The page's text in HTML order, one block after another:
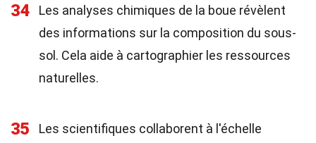
34
Les analyses chimiques de la boue révèlent
des informations sur la composition du sous-
sol. Cela aide à cartographier les ressources
naturelles.
35
Les scientifiques collaborent à l'échelle